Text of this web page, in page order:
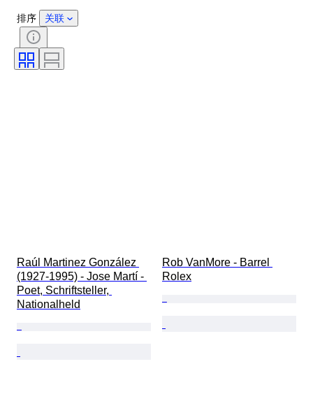
版
排序 关联
Raúl Martinez González
(1927-1995) - Jose Martí -
Poet, Schriftsteller,
Nationalheld
Rob VanMore - Barrel
Rolex